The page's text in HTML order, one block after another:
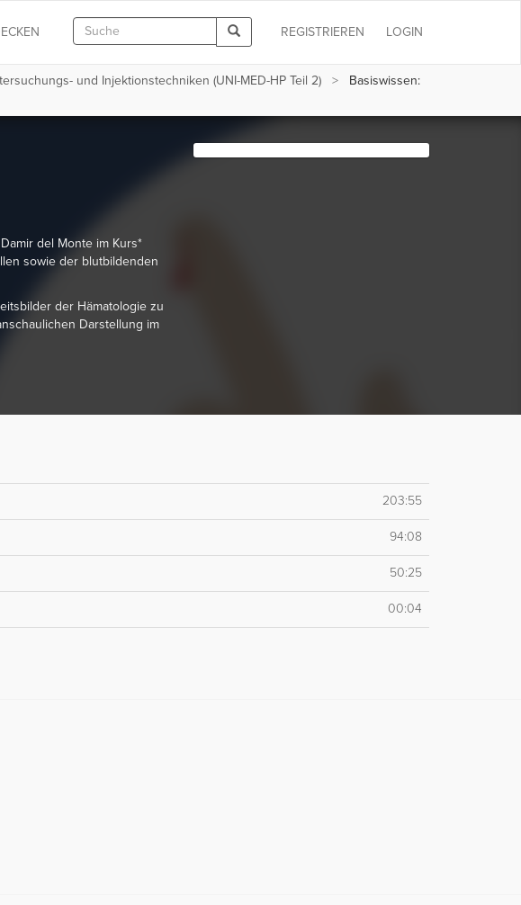
LOGIN
REGISTRIEREN
und Injektionstechniken (UNI-MED-HP Teil 2)
Basiswissen:
del Monte im Kurs*
sowie der blutbildenden
der Hämatologie zu
Darstellung im
203:55
94:08
50:25
00:04